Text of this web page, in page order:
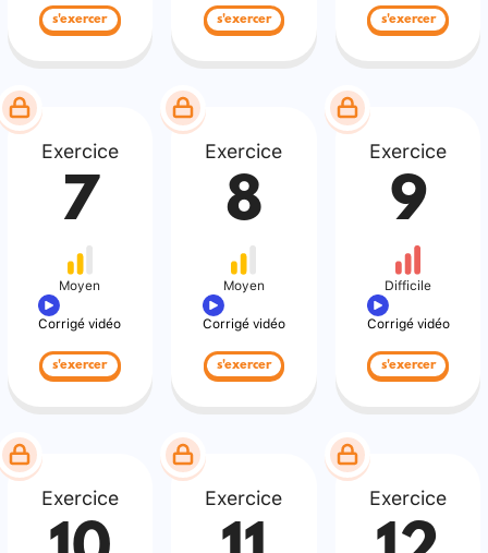
s'exercer s'exercer s'exercer
Exercice
7
Moyen
Corrigé vidéo
s'exercer
Exercice
8
Moyen
Corrigé vidéo
s'exercer
Exercice
9
Difficile
Corrigé vidéo
s'exercer
Exercice Exercice Exercice